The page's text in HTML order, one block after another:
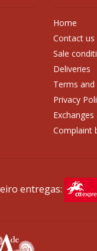
Home
Contact us
Sale
Deliveries
Terms
Privacy
Complaint
entregas: